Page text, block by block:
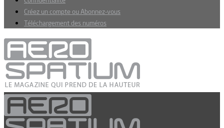
Créez un compte ou Abonnez-vous
Téléchargement des numéros